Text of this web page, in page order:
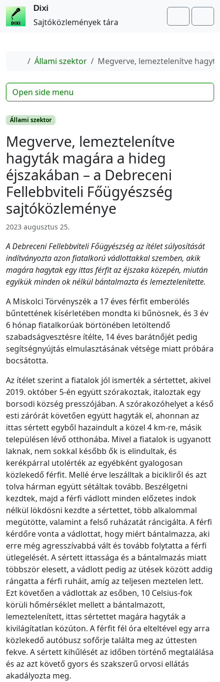
Dixi
Sajtóközlemények tára
Home
Állami szektor Megverve, lemeztelenítve
Állami szektor
Megverve, lemeztelenítve
hagyták magára a hideg
éjszakában – a Debreceni
Fellebbviteli Főügyészség
sajtóközleménye
2023 augusztus 25.
A Debreceni Fellebbviteli Főügyészség az ítélet súlyosítását
indítványozta azon fiatalkorú vádlottakkal szemben, akik
magára hagytak egy ittas férfit az éjszaka közepén, miután
egyikük minden ok nélkül bántalmazta és lemeztelenítette.
A Miskolci Törvényszék a 17 éves férfit emberölés
bűntettének kísérletében mondta ki bűnösnek, és 3 év
6 hónap fiatalkorúak börtönében letöltendő
szabadságvesztésre ítélte, 14 éves barátnőjét pedig
segítségnyújtás elmulasztásának vétsége miatt próbára
bocsátotta.
Az ítélet szerint a fiatalok jól ismerték a sértettet, akivel
2019. október 5-én együtt szórakoztak, italoztak egy
borsodi község presszójában. A szórakozóhelyet a késő
esti zárórát követően együtt hagyták el, ahonnan az
ittas sértett egyből hazaindult a közel 4 km-re, másik
településen lévő otthonába. Mivel a fiatalok is ugyanott
laknak, nem sokkal később ők is elindultak, és
kerékpárral utolérték az egyébként gyalogosan
közlekedő férfit. Mellé érve leszálltak a bicikliről és azt
tolva hárman együtt sétáltak tovább. Beszélgetni
kezdtek, majd a férfi vádlott minden előzetes indok
nélkül lökdösni kezdte a sértettet, több alkalommal
megütötte, valamint a felső ruházatát ráncigálta. A férfi
kérdőre vonta a vádlottat, hogy miért bántalmazza, aki
erre még agresszívabbá vált és tovább folytatta a férfi
ütlegelését. A sértett ittassága és a bántalmazás miatt
többször elesett, a vádlott pedig az ütések között addig
rángatta a férfi ruháit, amíg az teljesen meztelen lett.
Ezt követően a vádlottak az esőben, 10 Celsius-fok
körüli hőmérséklet mellett a bántalmazott,
lemeztelenített, ittas sértettet magára hagyták a
kivilágítatlan közúton. A férfit fél óra elteltével egy arra
közlekedő autóbusz sofőrje találta meg az úttesten
fekve. A sértett kihűlését az időben történő megtalálása
és az azt követő gyors és szakszerű orvosi ellátás
akadályozta meg.
Open side menu